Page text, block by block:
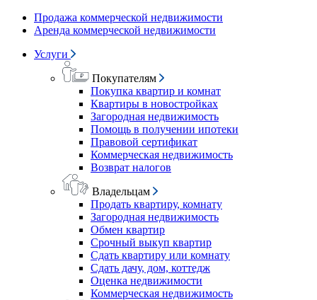
Продажа коммерческой недвижимости
Аренда коммерческой недвижимости
Услуги
Покупателям
Покупка квартир и комнат
Квартиры в новостройках
Загородная недвижимость
Помощь в получении ипотеки
Правовой сертификат
Коммерческая недвижимость
Возврат налогов
Владельцам
Продать квартиру, комнату
Загородная недвижимость
Обмен квартир
Срочный выкуп квартир
Сдать квартиру или комнату
Сдать дачу, дом, коттедж
Оценка недвижимости
Коммерческая недвижимость